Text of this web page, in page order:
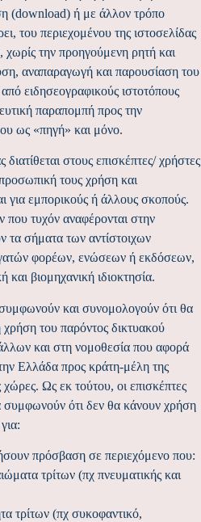
(download) ή με άλλον τρόπο
του περιεχομένου της ιστοσελίδας
την προηγούμενη ρητή και
αναπαραγωγή και παρουσίαση του
ειδησεογραφικούς ιστοτόπους
παραπομπή προς την
ως «πηγή» και μόνο.
στους επισκέπτες/ χρήστες
τους χρήση και
για εμπορικούς ή άλλους σκοπούς.
που τυχόν αναφέρονται στην
τα σήματα των αντίστοιχων
φορέων, ενώσεων ή εκδόσεων,
και βιομηχανική ιδιοκτησία.
και συνομολογούν ότι θα
του παρόντος δικτυακού
και στη νομοθεσία που αφορά
Ελλάδα προς κράτη-μέλη της
Ως εκ τούτου, οι επισκέπτες
συμφωνούν ότι δεν θα κάνουν χρήση
πρόσβαση σε περιεχόμενο που:
τρίτων (πχ πνευματικής και
τρίτων (πχ συκοφαντικό,